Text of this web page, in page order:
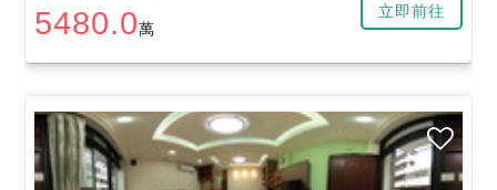
5480.0萬
立即前往